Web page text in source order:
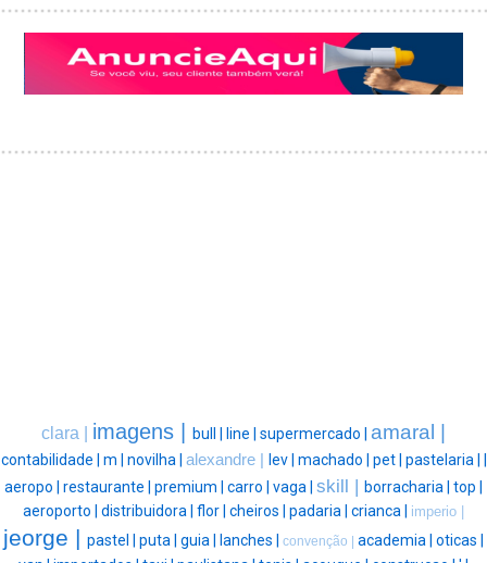
clara | imagens | bull | line | supermercado | amaral |
contabilidade | m | novilha | alexandre | lev | machado | pet | pastelaria | |
aeropo | restaurante | premium | carro | vaga | skill | borracharia | top |
aeroporto | distribuidora | flor | cheiros | padaria | crianca | imperio |
jeorge | pastel | puta | guia | lanches | convenção | academia | oticas |